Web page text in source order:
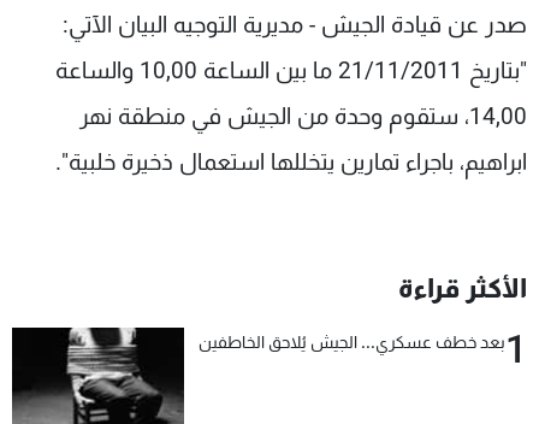
صدر عن قيادة الجيش - مديرية التوجيه البيان الآتي:
"بتاريخ 21/11/2011 ما بين الساعة 10,00 والساعة
14,00، ستقوم وحدة من الجيش في منطقة نهر
ابراهيم، باجراء تمارين يتخللها استعمال ذخيرة خلبية".
الأكثر قراءة
1بعد خطف عسكري... الجيش يُلاحق الخاطفين
الترددات
الإنـتـاج
لاعلاناتكم
تواصل معنا
شروط الإسـتخدام
سياسة الخصوصية